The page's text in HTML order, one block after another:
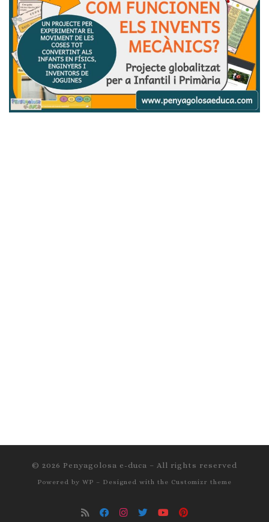
© 2026 Penyagolosa e-duca – All rights reserved
Powered by WP – Designed with the Customizr theme